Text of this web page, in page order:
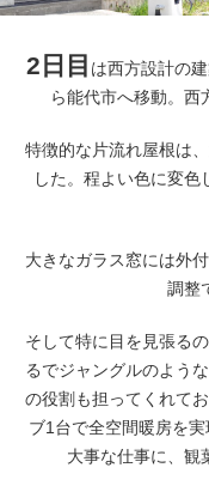
2日目 は西方設計の
ら能代市へ移動。西
特徴的な片流れ屋根は
した。程よい色に変色
大きなガラス窓には外
調整
そして特に目を見張る
るでジャングルのよう
の役割も担ってくれて
ブ1台で全空間暖房を
大事な仕事に、観